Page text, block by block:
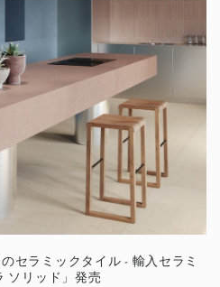
セラミックタイル - 輸入セラミ
ソリッド」発売